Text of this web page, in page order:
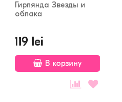
Гирлянда Звезды и
облака
119 lei
В корзину